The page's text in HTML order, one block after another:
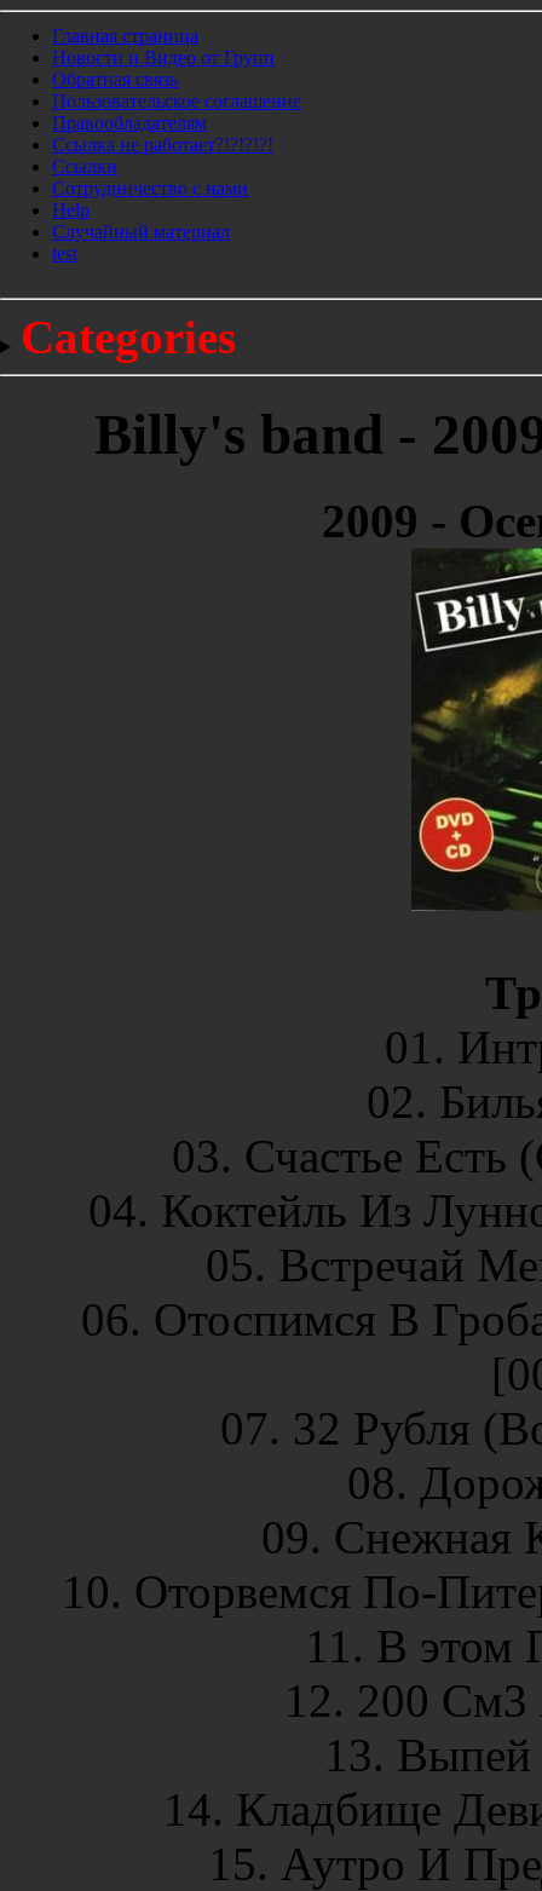
Главная страница
Новости и Видео от Групп
Обратная связь
Пользовательское соглашение
Правообладателям
Ссылка не работает?!?!?!?!
Ссылки
Сотрудничество с нами
Help
Cлучайный материал
test
Categories
Billy's band -
2009 -
01.
02.
03. Счастье Есть
04. Коктейль Из
05. Встречай
06. Отоспимся В
07. 32 Рубля
08.
09. Снежная
10. Оторвемся По-
11. В этом
12. 200 См3
13.
14. Кладбище
15. Аутро И